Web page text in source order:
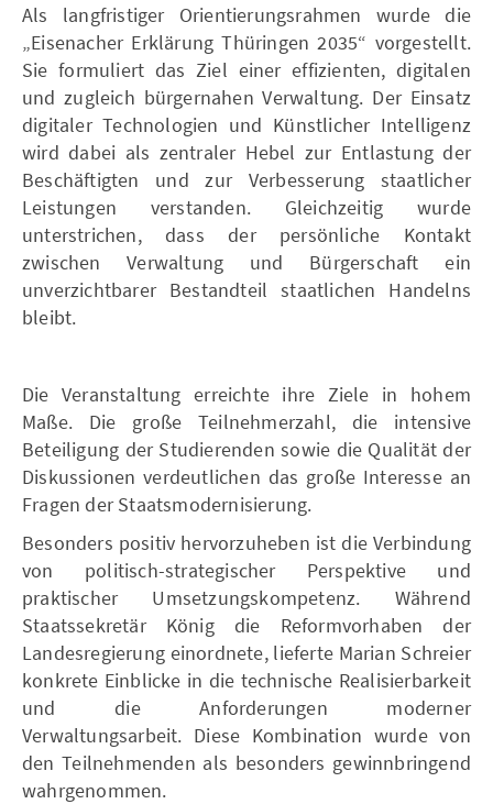
Als langfristiger Orientierungsrahmen wurde die
„Eisenacher Erklärung Thüringen 2035“ vorgestellt.
Sie formuliert das Ziel einer effizienten, digitalen
und zugleich bürgernahen Verwaltung. Der Einsatz
digitaler Technologien und Künstlicher Intelligenz
wird dabei als zentraler Hebel zur Entlastung der
Beschäftigten und zur Verbesserung staatlicher
Leistungen verstanden. Gleichzeitig wurde
unterstrichen, dass der persönliche Kontakt
zwischen Verwaltung und Bürgerschaft ein
unverzichtbarer Bestandteil staatlichen Handelns
bleibt.
Die Veranstaltung erreichte ihre Ziele in hohem
Maße. Die große Teilnehmerzahl, die intensive
Beteiligung der Studierenden sowie die Qualität der
Diskussionen verdeutlichen das große Interesse an
Fragen der Staatsmodernisierung.
Besonders positiv hervorzuheben ist die Verbindung
von politisch-strategischer Perspektive und
praktischer Umsetzungskompetenz. Während
Staatssekretär König die Reformvorhaben der
Landesregierung einordnete, lieferte Marian Schreier
konkrete Einblicke in die technische Realisierbarkeit
und die Anforderungen moderner
Verwaltungsarbeit. Diese Kombination wurde von
den Teilnehmenden als besonders gewinnbringend
wahrgenommen.